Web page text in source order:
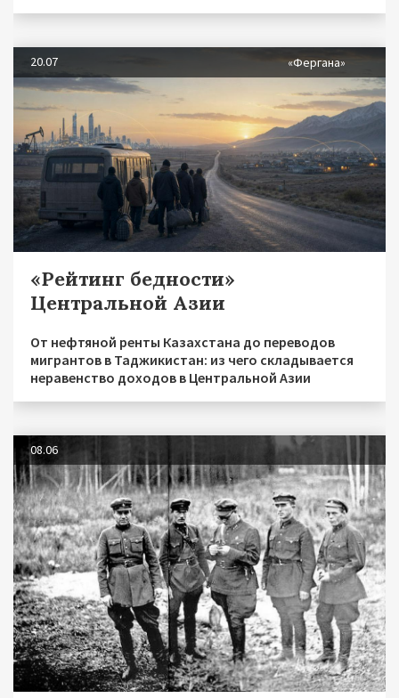
20.07 «Фергана»
«Рейтинг бедности»
Центральной Азии
От нефтяной ренты Казахстана до переводов
мигрантов в Таджикистан: из чего складывается
неравенство доходов в Центральной Азии
08.06